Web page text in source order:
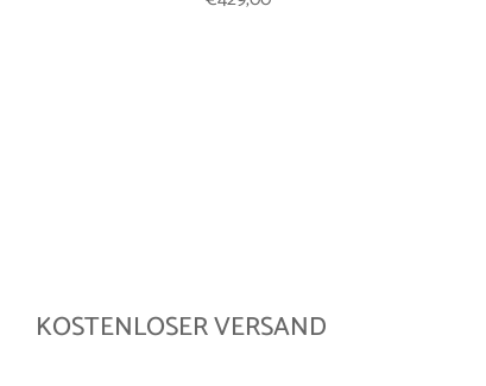
KOSTENLOSER VERSAND